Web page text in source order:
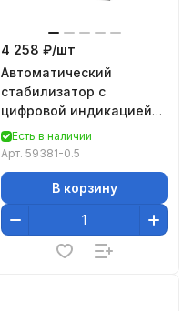
4 258 ₽/шт
Автоматический
стабилизатор с
цифровой индикацией
Зубр Профессионал
АСН-500-1-ЦН 59381-0.5
Есть в наличии
Арт. 59381-0.5
В корзину